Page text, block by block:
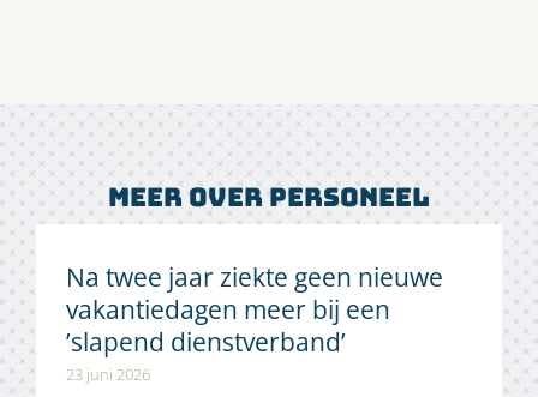
Meer over personeel
Na twee jaar ziekte geen nieuwe
vakantiedagen meer bij een
’slapend dienstverband’
23 juni 2026